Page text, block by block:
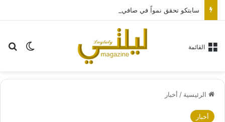
الوضع القائمة
الرئيسية / أخبار
أخبار